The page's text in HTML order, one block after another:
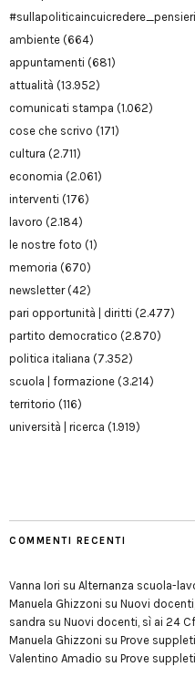
#sullapoliticaincuicredere_pensieri
ambiente (664)
appuntamenti (681)
attualità (13.952)
comunicati stampa (1.062)
cose che scrivo (171)
cultura (2.711)
economia (2.061)
interventi (176)
lavoro (2.184)
le nostre foto (1)
memoria (670)
newsletter(42)
pari opportunità | diritti (2.477)
partito democratico (2.870)
politica italiana (7.352)
scuola | formazione (3.214)
territorio (116)
università | ricerca (1.919)
COMMENTI RECENTI
Vanna Iori su Alternanza scuola-
Manuela Ghizzoni su Nuovi
sandra su Nuovi docenti, sì ai 24
Manuela Ghizzoni su Prove
Valentino Amadio su Prove